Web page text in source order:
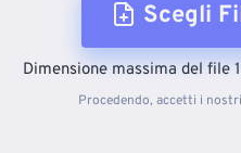
Scegli
Dal
Dimensione massima del file
Procedendo, accetti i nostri